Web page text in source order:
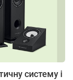
систему і